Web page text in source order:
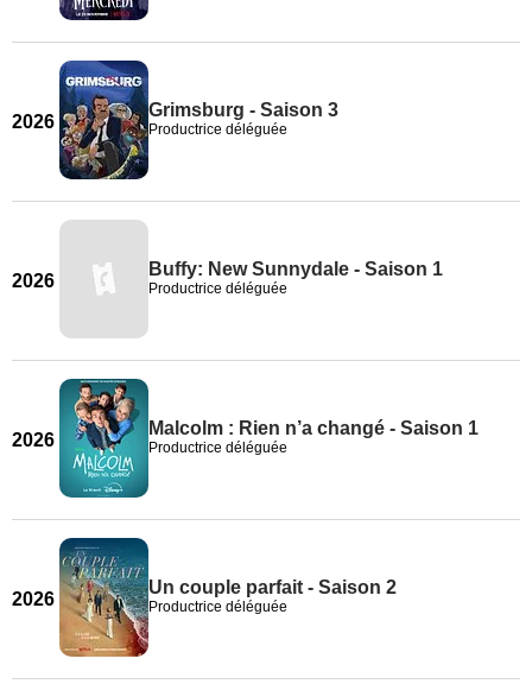
2026
Grimsburg - Saison 3
Productrice déléguée
2026
Buffy: New Sunnydale - Saison 1
Productrice déléguée
2026
Malcolm : Rien n’a changé - Saison 1
Productrice déléguée
2026
Un couple parfait - Saison 2
Productrice déléguée